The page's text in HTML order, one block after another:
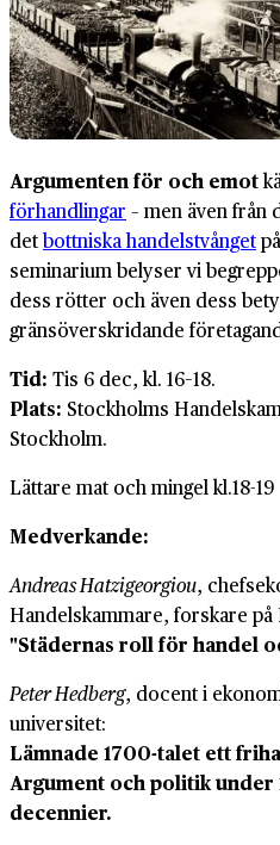
Argumenten för och emot
förhandlingar – men även från
detbottniska handelstvånget
seminarium belyser vi
dess rötter och även dess
gränsöverskridande
Tid: Tis 6 dec, kl. 16–18.
Plats: Stockholms
Stockholm.
Lättare mat och mingel kl.18-19
Medverkande:
Andreas Hatzigeorgiou,
Handelskammare, forskare på
"Städernas roll för handel
Peter Hedberg, docent i
universitet:
Lämnade 1700-talet ett
Argument och politik
decennier.